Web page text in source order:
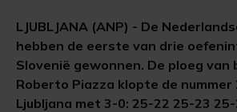
LJUBLJANA (ANP) - De
hebben de eerste van drie
Slovenië gewonnen. De ploeg van
Roberto Piazza klopte de nummer
Ljubljana met 3-0: 25-22 25-23